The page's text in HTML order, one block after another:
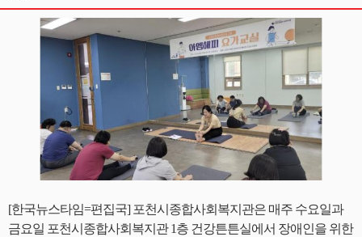
[한국뉴스타임=편집국] 포천시종합사회복지관은 매주 수요일과
금요일 포천시종합사회복지관 1층 건강튼튼실에서 장애인을 위한